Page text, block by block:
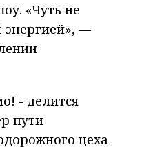
«Чуть не
энергией», —
- делится
пути
цеха